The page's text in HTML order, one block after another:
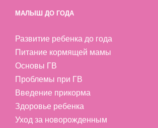
МАЛЫШ ДО ГОДА
Развитие ребенка до года
Питание кормящей мамы
Основы ГВ
Проблемы при ГВ
Введение прикорма
Здоровье ребенка
Уход за новорожденным